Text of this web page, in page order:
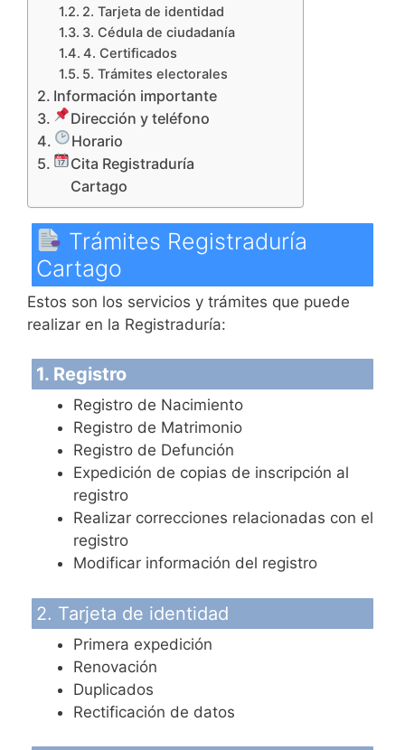
2. Tarjeta de identidad
3. Cédula de ciudadanía
4. Certificados
5. Trámites electorales
Información importante
Dirección y teléfono
Horario
Cita Registraduría
Cartago
Trámites Registraduría
Cartago
Estos son los servicios y trámites que puede
realizar en la Registraduría:
1. Registro
Registro de Nacimiento
Registro de Matrimonio
Registro de Defunción
Expedición de copias de inscripción al
registro
Realizar correcciones relacionadas con el
registro
Modificar información del registro
2. Tarjeta de identidad
Primera expedición
Renovación
Duplicados
Rectificación de datos